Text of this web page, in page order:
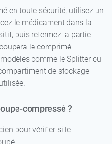
en toute sécurité, utilisez un
le médicament dans la
puis refermez la partie
le comprimé
comme le Splitter ou
de stockage
compressé ?
pour vérifier si le